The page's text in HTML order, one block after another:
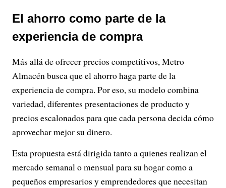
El ahorro como parte de la
experiencia de compra
Más allá de ofrecer precios competitivos, Metro
Almacén busca que el ahorro haga parte de la
experiencia de compra. Por eso, su modelo combina
variedad, diferentes presentaciones de producto y
precios escalonados para que cada persona decida cómo
aprovechar mejor su dinero.
Esta propuesta está dirigida tanto a quienes realizan el
mercado semanal o mensual para su hogar como a
pequeños empresarios y emprendedores que necesitan